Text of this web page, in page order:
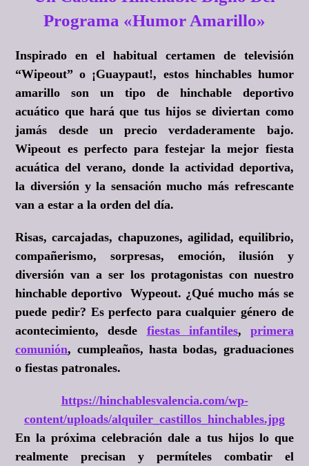
Programa «Humor Amarillo»
Inspirado en el habitual certamen de televisión
“Wipeout” o ¡Guaypaut!, estos hinchables humor
amarillo son un tipo de hinchable deportivo
acuático que hará que tus hijos se diviertan como
jamás desde un precio verdaderamente bajo.
Wipeout es perfecto para festejar la mejor fiesta
acuática del verano, donde la actividad deportiva,
la diversión y la sensación mucho más refrescante
van a estar a la orden del día.
Risas, carcajadas, chapuzones, agilidad, equilibrio,
compañerismo, sorpresas, emoción, ilusión y
diversión van a ser los protagonistas con nuestro
hinchable deportivo Wypeout. ¿Qué mucho más se
puede pedir? Es perfecto para cualquier género de
acontecimiento, desde fiestas infantiles, primera
comunión, cumpleaños, hasta bodas, graduaciones
o fiestas patronales.
https://hinchablesvalencia.com/wp-
content/uploads/alquiler_castillos_hinchables.jpg
En la próxima celebración dale a tus hijos lo que
realmente precisan y permíteles combatir el